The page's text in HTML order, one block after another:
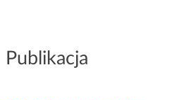
Publikacja